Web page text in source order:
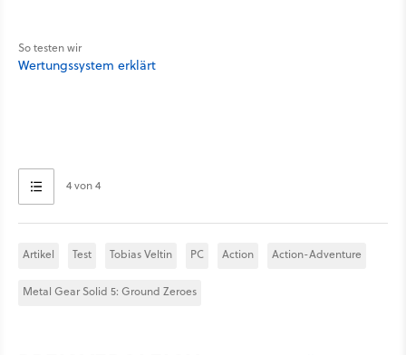
So testen wir
Wertungssystem erklärt
4 von 4
Artikel Test Tobias Veltin PC Action Action-Adventure
Metal Gear Solid 5: Ground Zeroes